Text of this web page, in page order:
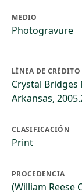
MEDIO
Photogravure
LÍNEA DE CRÉDITO
Crystal
Arkansas,
CLASIFICACIÓN
Print
PROCEDENCIA
(William Reese